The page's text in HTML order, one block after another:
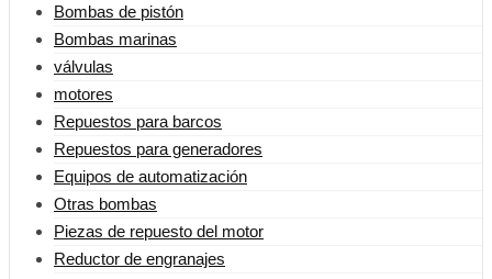
Bombas de pistón
Bombas marinas
válvulas
motores
Repuestos para barcos
Repuestos para generadores
Equipos de automatización
Otras bombas
Piezas de repuesto del motor
Reductor de engranajes